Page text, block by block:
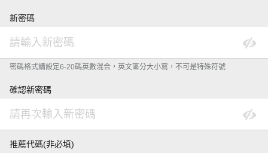
新密碼
密碼格式請設定6-20碼英數混合，英文區分大小寫，不可是特殊符號
確認新密碼
推薦代碼(非必填)